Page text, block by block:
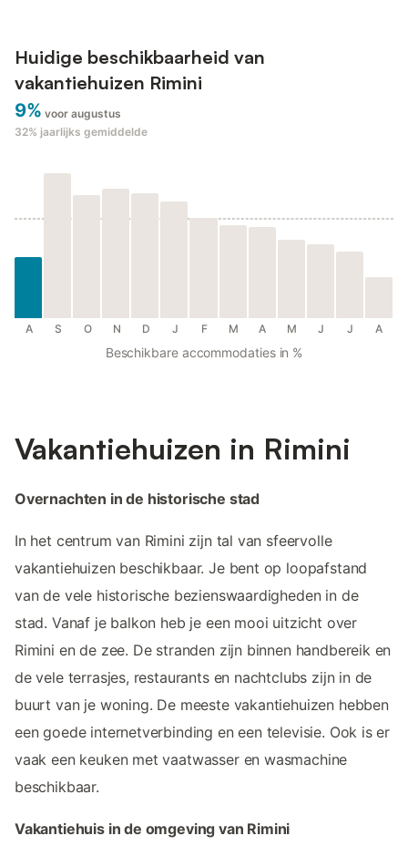
Huidige beschikbaarheid van
vakantiehuizen Rimini
9% voor augustus
32% jaarlijks gemiddelde
A S O N D J F M A M J J A
Beschikbare accommodaties in %
Vakantiehuizen in Rimini
Overnachten in de historische stad
In het centrum van Rimini zijn tal van sfeervolle
vakantiehuizen beschikbaar. Je bent op loopafstand
van de vele historische bezienswaardigheden in de
stad. Vanaf je balkon heb je een mooi uitzicht over
Rimini en de zee. De stranden zijn binnen handbereik en
de vele terrasjes, restaurants en nachtclubs zijn in de
buurt van je woning. De meeste vakantiehuizen hebben
een goede internetverbinding en een televisie. Ook is er
vaak een keuken met vaatwasser en wasmachine
beschikbaar.
Vakantiehuis in de omgeving van Rimini